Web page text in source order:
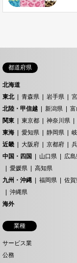
都道府県
北海道
東北
青森県 岩手県
北陸・甲信越
新潟県
関東
東京都 神奈川県
東海
愛知県 静岡県
近畿
大阪府 京都府
中国・四国
山口県 広
愛媛県
高知県
九州・沖縄
福岡県 佐
沖縄県
海外
業種
サービス業
公務